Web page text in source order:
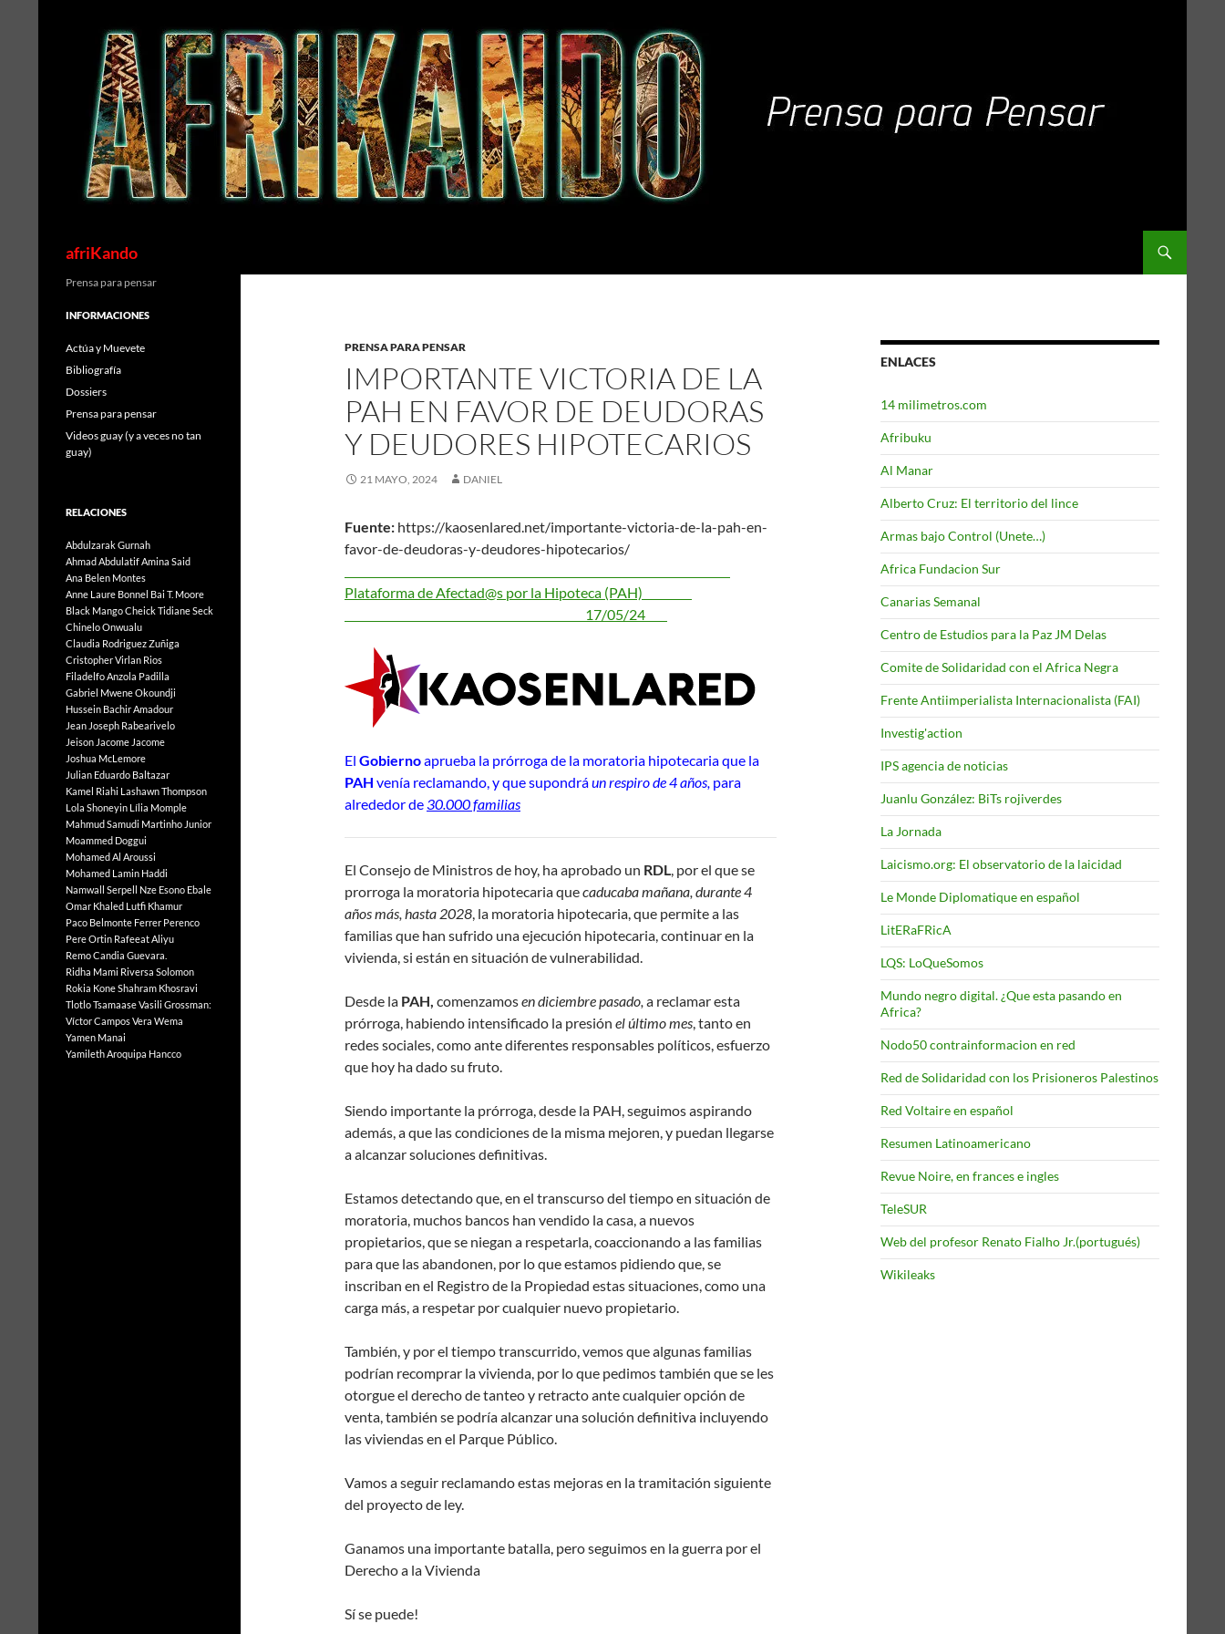
afriKando
PRENSA PARA PENSAR
IMPORTANTE VICTORIA DE LA
PAH EN FAVOR DE DEUDORAS
Y DEUDORES HIPOTECARIOS
21 MAYO, 2024 DANIEL
Fuente: https://kaosenlared.net/importante-victoria-de-la-pah-en-
favor-de-deudoras-y-deudores-hipotecarios/
Plataforma de Afectad@s por la Hipoteca (PAH)
17/05/24
El Gobiernoaprueba la prórroga de la moratoria hipotecaria que la
PAH venía reclamando, y que supondráun respiro de 4 años, para
alrededor de30.000 familias
El Consejo de Ministros de hoy, ha aprobado un RDL, por el que se
prorroga la moratoria hipotecaria quecaducaba mañana, durante 4
años más, hasta 2028, la moratoria hipotecaria, que permite a las
familias que han sufrido una ejecución hipotecaria, continuar en la
vivienda, si están en situación de vulnerabilidad.
Desde la PAH, comenzamosen diciembre pasado, a reclamar esta
prórroga, habiendo intensificado la presión el último mes, tanto en
redes sociales, como ante diferentes responsables políticos, esfuerzo
que hoy ha dado su fruto.
Siendo importante la prórroga, desde la PAH, seguimos aspirando
además, a que las condiciones de la misma mejoren, y puedan llegarse
a alcanzar soluciones definitivas.
Estamos detectando que, en el transcurso del tiempo en situación de
moratoria, muchos bancos han vendido la casa, a nuevos
propietarios, que se niegan a respetarla, coaccionando a las familias
para que las abandonen, por lo que estamos pidiendo que, se
inscriban en el Registro de la Propiedad estas situaciones, como una
carga más, a respetar por cualquier nuevo propietario.
También, y por el tiempo transcurrido, vemos que algunas familias
podrían recomprar la vivienda, por lo que pedimos también que se les
otorgue el derecho de tanteo y retracto ante cualquier opción de
venta, también se podría alcanzar una solución definitiva incluyendo
las viviendas en el Parque Público.
Vamos a seguir reclamando estas mejoras en la tramitación siguiente
del proyecto de ley.
Ganamos una importante batalla, pero seguimos en la guerra por el
Derecho a la Vivienda
Sí se puede!
ENLACES
14 milimetros.com
Afribuku
Al Manar
Alberto Cruz: El territorio del lince
Armas bajo Control (Unete…)
Africa Fundacion Sur
Canarias Semanal
Centro de Estudios para la Paz JM Delas
Comite de Solidaridad con el Africa Negra
Frente Antiimperialista Internacionalista (FAI)
Investig'action
IPS agencia de noticias
Juanlu González: BiTs rojiverdes
La Jornada
Laicismo.org: El observatorio de la laicidad
Le Monde Diplomatique en español
LitERaFRicA
LQS: LoQueSomos
Mundo negro digital. ¿Que esta pasando en
Africa?
Nodo50 contrainformacion en red
Red de Solidaridad con los Prisioneros Palestinos
Red Voltaire en español
Resumen Latinoamericano
Revue Noire, en frances e ingles
TeleSUR
Web del profesor Renato Fialho Jr.(portugués)
Wikileaks
Prensa para pensar
INFORMACIONES
Actúa y Muevete
Bibliografía
Dossiers
Prensa para pensar
Videos guay (y a veces no tan
guay)
RELACIONES
Abdulzarak Gurnah
Ahmad AbdulatifAmina Said
Ana Belen Montes
Anne Laure Bonnel Bai T. Moore
Black MangoCheick Tidiane Seck
Chinelo Onwualu
Claudia Rodriguez Zuñiga
Cristopher Virlan Rios
Filadelfo Anzola Padilla
Gabriel Mwene Okoundji
Hussein Bachir Amadour
Jean Joseph Rabearivelo
Jeison Jacome Jacome
Joshua McLemore
Julian Eduardo Baltazar
Kamel Riahi Lashawn Thompson
Lola Shoneyin Lília Momple
Mahmud Samudi Martinho Junior
Moammed Doggui
Mohamed Al Aroussi
Mohamed Lamin Haddi
Namwall Serpell Nze Esono Ebale
Omar Khaled Lutfi Khamur
Paco Belmonte Ferrer Perenco
Pere Ortin Rafeeat Aliyu
Remo Candia Guevara.
Ridha Mami Riversa Solomon
Rokia KoneShahram Khosravi
Tlotlo TsamaaseVasili Grossman:
Víctor Campos Vera Wema
Yamen Manai
Yamileth Aroquipa Hancco